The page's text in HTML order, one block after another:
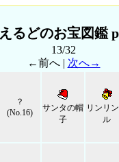
えるどのお宝図鑑
13/32
←前へ | 次へ→
？
(No.16)
サンタの帽
子
リンリ
ル